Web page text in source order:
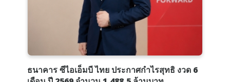
ธนาคาร ซีไอเอ็มบี ไทย ประกาศกำไรสุทธิ งวด 6